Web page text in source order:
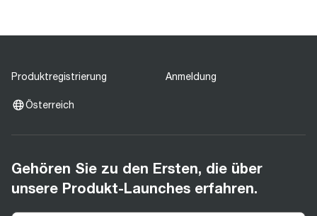
Produktregistrierung Anmeldung
Österreich
Gehören Sie zu den Ersten, die über
unsere Produkt-Launches erfahren.